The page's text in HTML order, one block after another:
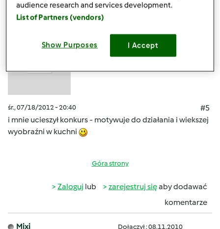
Karolinad2
śr., 07/18/2012 - 20:40
#5
i mnie ucieszył konkurs - motywuje do działania i wiekszej
wyobraźni w kuchni
Góra strony
Zaloguj lub zarejestruj sięaby dodawać
komentarze
Mixi Dołączył : 08.11.2010
audience research and services development.
List of Partners (vendors)
Show Purposes I Accept